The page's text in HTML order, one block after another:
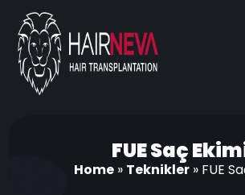
FUE Saç
Home » Teknikler » FUE